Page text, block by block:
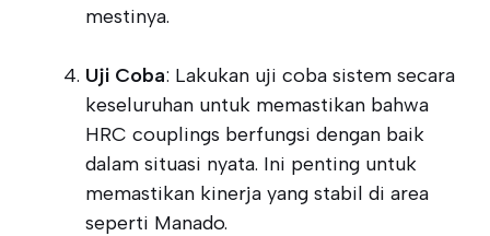
mestinya.
Uji Coba: Lakukan uji coba sistem secara
keseluruhan untuk memastikan bahwa
HRC couplings berfungsi dengan baik
dalam situasi nyata. Ini penting untuk
memastikan kinerja yang stabil di area
seperti Manado.